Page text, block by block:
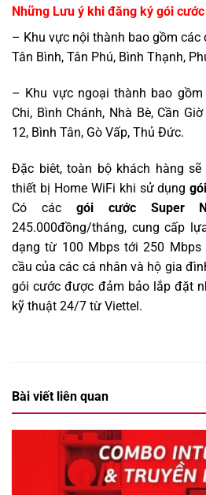
Những Lưu ý khi đăng ký gói
– Khu vực nội thành bao gồm các
Tân Bình, Tân Phú, Bình Thạnh,
– Khu vực ngoại thành bao gồm
Chi, Bình Chánh, Nhà Bè, Cần
12, Bình Tân, Gò Vấp, Thủ Đức.
Đặc biêt, toàn bộ khách hàng
thiết bị Home WiFi khi sử dụng
Có các gói cước Super
245.000đồng/tháng, cung cấp
dạng từ 100 Mbps tới 250
cầu của các cá nhân và hộ gia
gói cước được đảm bảo lắp đặt
kỹ thuật 24/7 từ Viettel.
Bài viết liên quan